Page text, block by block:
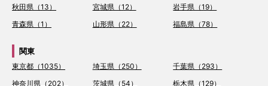
秋田県（13） 宮城県（12）
岩手県（19）
青森県（1）
山形県（22） 福島県（78）
関東
東京都（1035） 埼玉県（250）
千葉県（293）
神奈川県（202）
茨城県（54）
栃木県（129）